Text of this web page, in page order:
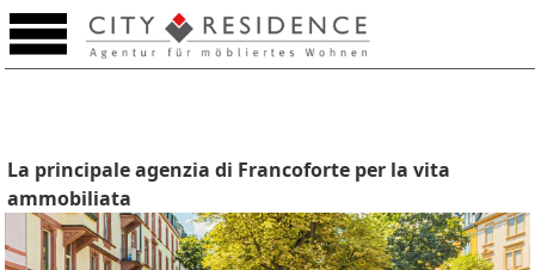
La principale agenzia di Francoforte per la vita
ammobiliata